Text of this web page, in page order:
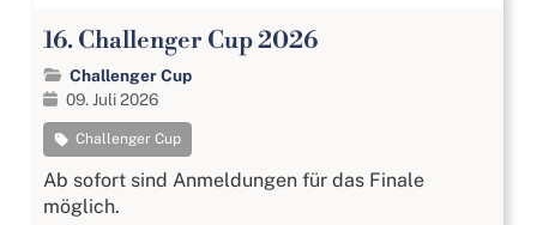
16. Challenger Cup 2026
Challenger Cup
09. Juli 2026
Challenger Cup
Ab sofort sind Anmeldungen für das Finale
möglich.